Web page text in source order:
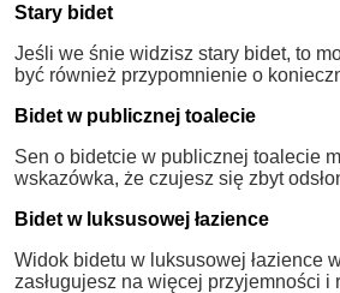
Stary bidet
Jeśli we śnie widzisz stary bidet, to
być również przypomnienie o
Bidet w publicznej toalecie
Sen o bidetcie w publicznej toalecie
wskazówka, że czujesz się zbyt
Bidet w luksusowej łazience
Widok bidetu w luksusowej łazience
zasługujesz na więcej przyjemności i